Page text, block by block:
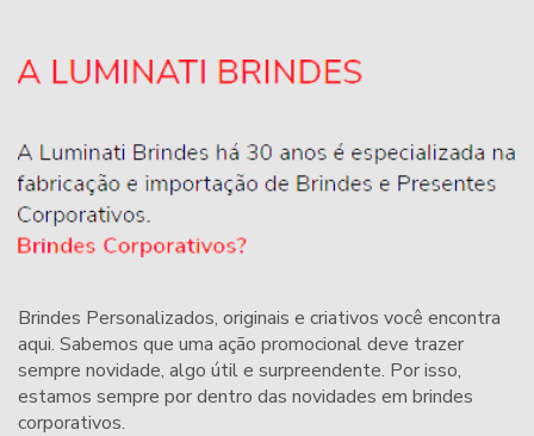
Brindes Personalizados, originais e criativos você encontra
aqui. Sabemos que uma ação promocional deve trazer
sempre novidade, algo útil e surpreendente. Por isso,
estamos sempre por dentro das novidades em brindes
corporativos.